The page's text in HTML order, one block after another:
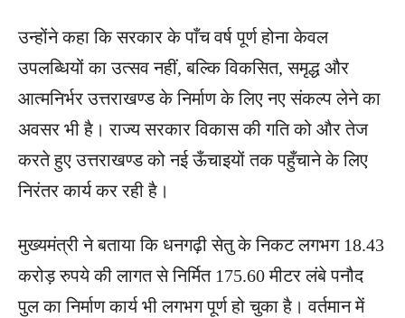
उन्होंने कहा कि सरकार के पाँच वर्ष पूर्ण होना केवल
उपलब्धियों का उत्सव नहीं, बल्कि विकसित, समृद्ध और
आत्मनिर्भर उत्तराखण्ड के निर्माण के लिए नए संकल्प लेने का
अवसर भी है। राज्य सरकार विकास की गति को और तेज
करते हुए उत्तराखण्ड को नई ऊँचाइयों तक पहुँचाने के लिए
निरंतर कार्य कर रही है।
मुख्यमंत्री ने बताया कि धनगढ़ी सेतु के निकट लगभग 18.43
करोड़ रुपये की लागत से निर्मित 175.60 मीटर लंबे पनौद
पुल का निर्माण कार्य भी लगभग पूर्ण हो चुका है। वर्तमान में